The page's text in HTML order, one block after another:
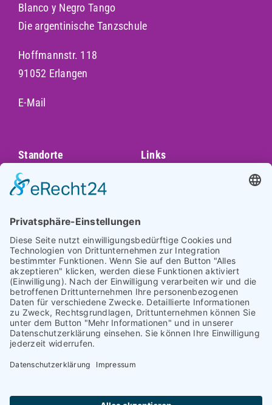
Blanco y Negro Tango
Die argentinische Tanzschule
Hoffmannstr. 118
91052 Erlangen
E-Mail
Standorte
Augsburg
Darmstadt
Frankfurt
Heidelberg
Hofheim am
Taunus
Mannheim
München
Nürnberg
Regensburg
Links
Impressum
Datenschutz
Cookie-Einstellungen